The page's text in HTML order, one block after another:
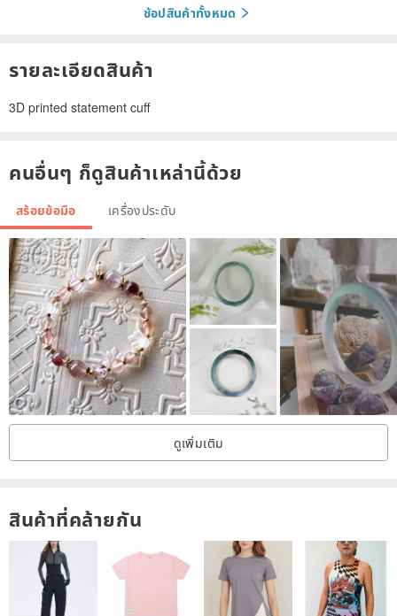
ช้อปสินค้าทั้งหมด
รายละเอียดสินค้า
3D printed statement cuff
คนอื่นๆ ก็ดูสินค้าเหล่านี้ด้วย
สร้อยข้อมือ เครื่องประดับ
ดูเพิ่มเติม
สินค้าที่คล้ายกัน